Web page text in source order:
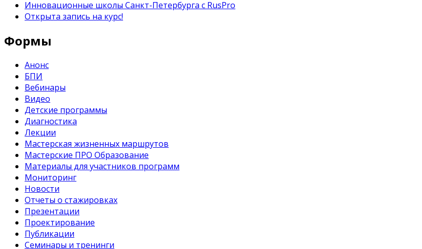
Инновационные школы Санкт-Петербурга с RusPro
Открыта запись на курс!
Формы
Анонс
БПИ
Вебинары
Видео
Детские программы
Диагностика
Лекции
Мастерская жизненных маршрутов
Мастерские ПРО Образование
Материалы для участников программ
Мониторинг
Новости
Отчеты о стажировках
Презентации
Проектирование
Публикации
Семинары и тренинги